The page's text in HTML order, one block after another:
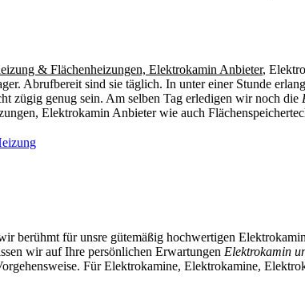
& Flächenheizungen, Elektrokamin Anbieter,
Abrufbereit sind sie täglich. In unter einer Stunde
zügig genug sein. Am selben Tag erledigen wir noch die
Elektrokamin Anbieter wie auch
berühmt für unsre gütemäßig hochwertigen
wir auf Ihre persönlichen Erwartungen Elektrokamin
Für Elektrokamine, Elektrokamine,